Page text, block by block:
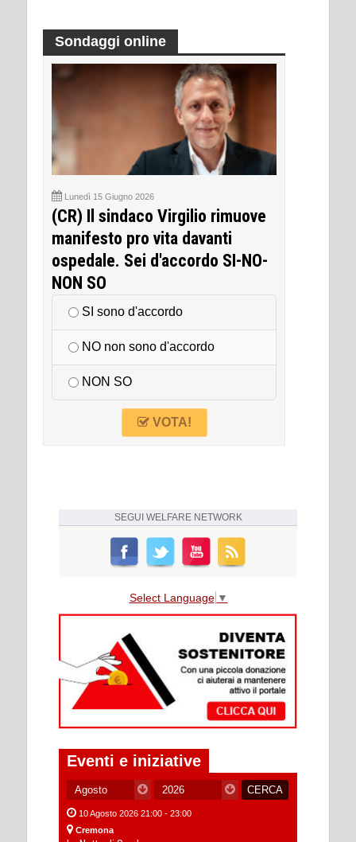
Sondaggi online
Lunedì 15 Giugno 2026
(CR) Il sindaco Virgilio rimuove
manifesto pro vita davanti
ospedale. Sei d'accordo SI-NO-
NON SO
SI sono d'accordo
NO non sono d'accordo
NON SO
VOTA!
SEGUI WELFARE NETWORK
Select Language ▼
Eventi e iniziative
10 Agosto 2026 21:00 - 23:00
Cremona